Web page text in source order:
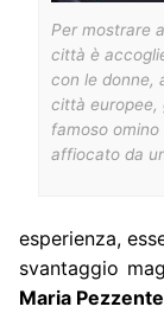
Per mostrare
città è
con le donne,
città europee,
famoso
affiocato da
esperienza,
svantaggio
Maria Pezzente